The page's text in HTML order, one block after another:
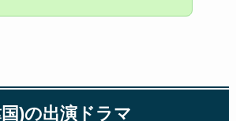
)の出演ドラマ